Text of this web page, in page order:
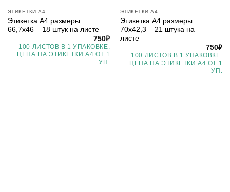
ЭТИКЕТКИ А4
Этикетка А4 размеры
66,7х46 – 18 штук на листе
750₽
100 ЛИСТОВ В 1 УПАКОВКЕ.
ЦЕНА НА ЭТИКЕТКИ А4 ОТ 1
УП.
ЭТИКЕТКИ А4
Этикетка А4 размеры
70х42,3 – 21 штука на
листе
750₽
100 ЛИСТОВ В 1 УПАКОВКЕ.
ЦЕНА НА ЭТИКЕТКИ А4 ОТ 1
УП.